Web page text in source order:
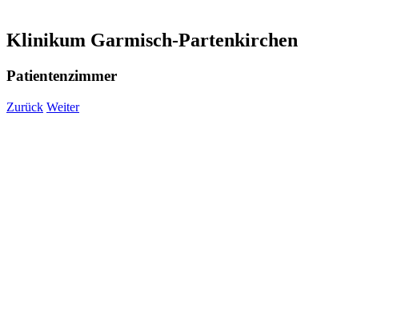
Klinikum Garmisch-Partenkirchen
Patientenzimmer
Zurück Weiter